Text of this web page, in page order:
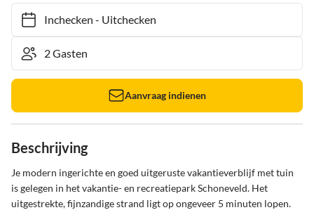
Inchecken- Uitchecken
Aanvraag indienen
Beschrijving
Je modern ingerichte en goed uitgeruste vakantieverblijf met tuin
is gelegen in het vakantie- en recreatiepark Schoneveld. Het
uitgestrekte, fijnzandige strand ligt op ongeveer 5 minuten lopen.